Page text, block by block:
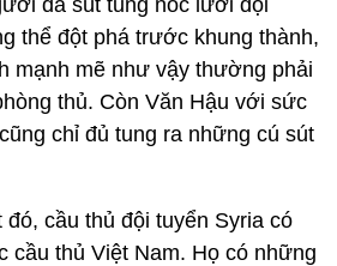
đã sút tung nóc lưới đội
thể đột phá trước khung thành,
mạnh mẽ như vậy thường phải
thủ. Còn Văn Hậu với sức
chỉ đủ tung ra những cú sút
đó, cầu thủ đội tuyển Syria có
cầu thủ Việt Nam. Họ có những